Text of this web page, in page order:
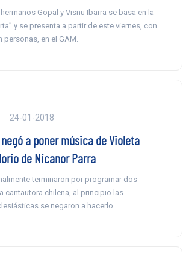
Gopal y Visnu Ibarra se basa en la
y se presenta a partir de este viernes, con
personas, en el GAM.
24-01-2018
a poner música de Violeta
de Nicanor Parra
terminaron por programar dos
cantautora chilena, al principio las
se negaron a hacerlo.